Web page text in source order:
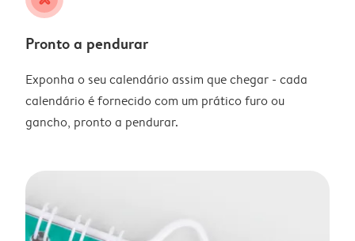
Pronto a pendurar
Exponha o seu calendário assim que chegar - cada
calendário é fornecido com um prático furo ou
gancho, pronto a pendurar.